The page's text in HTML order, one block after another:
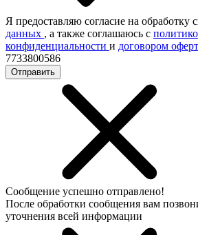
Я предоставляю согласие на обработку
данных , а также соглашаюсь с
конфиденциальности и договором
7733800586
Отправить
Сообщение успешно отправлено!
После обработки сообщения вам
уточнения всей информации